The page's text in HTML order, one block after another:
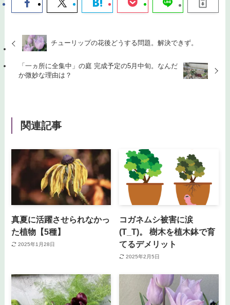
チューリップの花後どうする問題。解決できず。
「一ヵ所に全集中」の庭 完成予定の5月中旬。なんだ
か微妙な理由は？
関連記事
真夏に活躍させられなかっ
た植物【5種】
2025年1月28日
コガネムシ被害に涙
(T_T)。 樹木を植木鉢で育
てるデメリット
2025年2月5日